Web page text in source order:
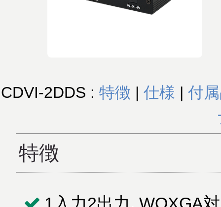
CDVI-2DDS : 特徴 | 仕様 | 付
特徴
1入力2出力, WQXGA